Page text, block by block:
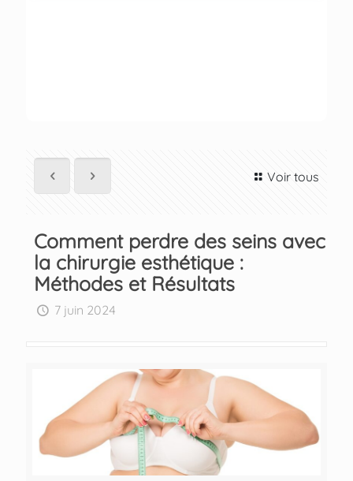
Voir tous
Comment perdre des seins avec
la chirurgie esthétique :
Méthodes et Résultats
7 juin 2024